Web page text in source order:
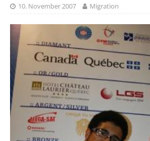
10. November 2007 Migration